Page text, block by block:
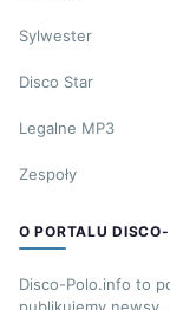
Sylwester
Disco Star
Legalne MP3
Zespoły
O PORTALU
Disco-Polo.info to
publikujemy